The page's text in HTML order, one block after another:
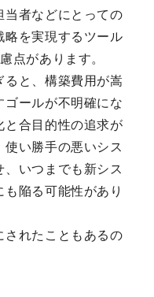
当者などにとっての
略を実現するツール
点があります。
と、構築費用が嵩
ゴールが不明確にな
と合目的性の追求が
い勝手の悪いシス
いつまでも新シス
陥る可能性があり
されたこともあるの